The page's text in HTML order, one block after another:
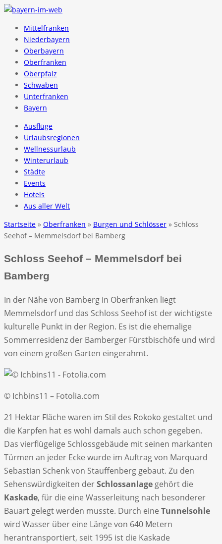
Mittelfranken
Niederbayern
Oberbayern
Oberfranken
Oberpfalz
Schwaben
Unterfranken
Bayern
Ausflüge
Urlaubsregionen
Wellnessurlaub
Winterurlaub
Städte
Events
Hotels
Aus aller Welt
Startseite » Oberfranken » Burgen und Schlösser » Schloss
Seehof – Memmelsdorf bei Bamberg
Schloss Seehof – Memmelsdorf bei
Bamberg
In der Nähe von Bamberg in Oberfranken liegt
Memmelsdorf und das Schloss Seehof ist der wichtigste
kulturelle Punkt in der Region. Es ist die ehemalige
Sommerresidenz der Bamberger Fürstbischöfe und wird
von einem großen Garten eingerahmt.
© Ichbins11 – Fotolia.com
21 Hektar Fläche waren im Stil des Rokoko gestaltet und
die Karpfen hat es wohl damals auch schon gegeben.
Das vierflügelige Schlossgebäude mit seinen markanten
Türmen an jeder Ecke wurde im Auftrag von Marquard
Sebastian Schenk von Stauffenberg gebaut. Zu den
Sehenswürdigkeiten derSchlossanlage gehört die
Kaskade, für die eine Wasserleitung nach besonderer
Bauart gelegt werden musste. Durch eine Tunnelsohle
wird Wasser über eine Länge von 640 Metern
herantransportiert, seit 1995 ist die Kaskade